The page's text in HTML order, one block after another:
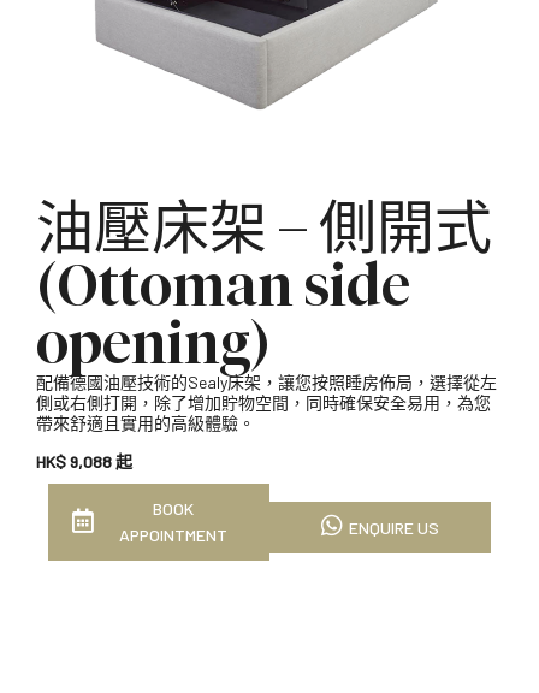
油壓床架 – 側開式
(Ottoman side
opening)
配備德國油壓技術的Sealy床架，讓您按照睡房佈局，選擇從左
側或右側打開，除了增加貯物空間，同時確保安全易用，為您
帶來舒適且實用的高級體驗。
HK$ 9,088 起
BOOK
APPOINTMENT
ENQUIRE US